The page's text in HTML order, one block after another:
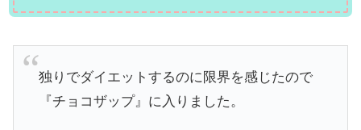
独りでダイエットするのに限界を感じたので
『チョコザップ』に入りました。